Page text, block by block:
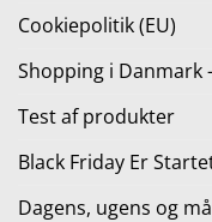
Cookiepolitik (EU)
Shopping i Danmark
Test af produkter
Black Friday Er
Dagens, ugens og